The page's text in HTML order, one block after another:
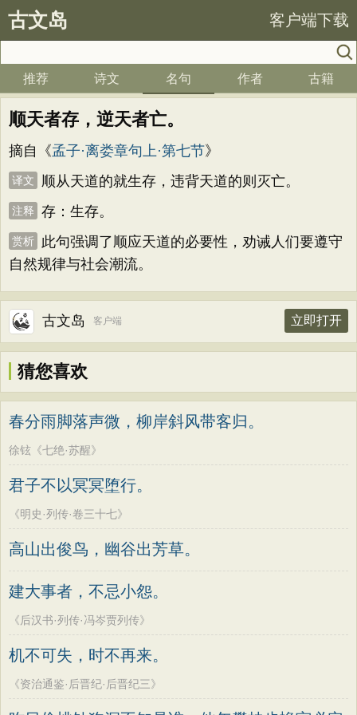
古文岛 客户端下载
推荐 诗文 名句 作者 古籍
顺天者存，逆天者亡。
摘自《孟子·离娄章句上·第七节》
译文 顺从天道的就生存，违背天道的则灭亡。
注释 存：生存。
赏析
此句强调了顺应天道的必要性，劝诫人们要遵守
自然规律与社会潮流。
古文岛 客户端 立即打开
猜您喜欢
春分雨脚落声微，柳岸斜风带客归。
徐铉《七绝·苏醒》
君子不以冥冥堕行。
《明史·列传·卷三十七》
高山出俊鸟，幽谷出芳草。
建大事者，不忌小怨。
《后汉书·列传·冯岑贾列传》
机不可失，时不再来。
《资治通鉴·后晋纪·后晋纪三》